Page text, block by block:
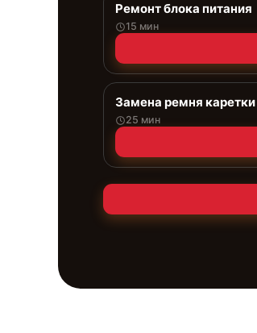
Ремонт блока питания
15 мин
Замена ремня каретки
25 мин